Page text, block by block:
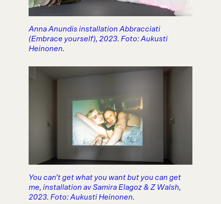
Anna Anundis installation Abbracciati
(Embrace yourself), 2023. Foto: Aukusti
Heinonen.
You can’t get what you want but you can get
me, installation av Samira Elagoz & Z Walsh,
2023. Foto: Aukusti Heinonen.